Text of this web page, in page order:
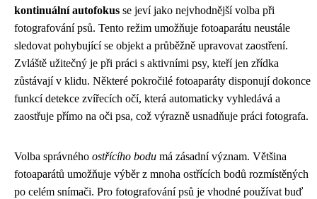
kontinuální autofokus se jeví jako nejvhodnější volba při
fotografování psů. Tento režim umožňuje fotoaparátu neustále
sledovat pohybující se objekt a průběžně upravovat zaostření.
Zvláště užitečný je při práci s aktivními psy, kteří jen zřídka
zůstávají v klidu. Některé pokročilé fotoaparáty disponují dokonce
funkcí detekce zvířecích očí, která automaticky vyhledává a
zaostřuje přímo na oči psa, což výrazně usnadňuje práci fotografa.
Volba správného ostřícího bodu má zásadní význam. Většina
fotoaparátů umožňuje výběr z mnoha ostřících bodů rozmístěných
po celém snímači. Pro fotografování psů je vhodné používat buď